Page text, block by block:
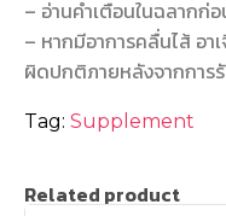
– อ่านคำเตือนในฉลากก่
– หากมีอาการคลื่นไส้ อ
ผิดปกติภายหลังจากการ
Tag: Supplement
Related product